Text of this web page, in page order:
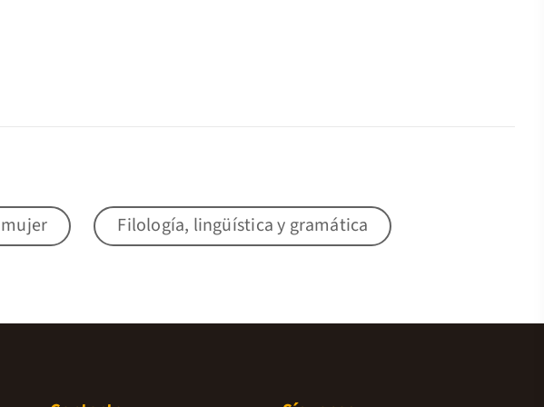
Filología, lingüística y gramática